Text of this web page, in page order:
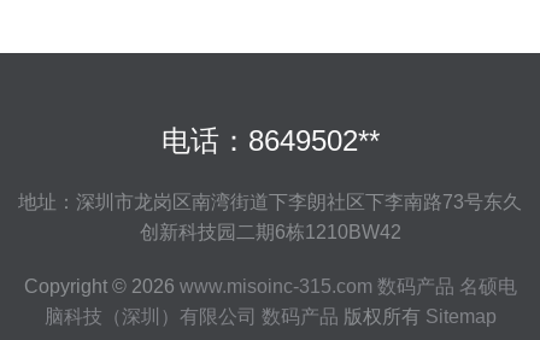
电话：8649502**
地址：深圳市龙岗区南湾街道下李朗社区下李南路73号东久
创新科技园二期6栋1210BW42
Copyright © 2026 www.misoinc-315.com 数码产品 名硕电
脑科技（深圳）有限公司 数码产品 版权所有 Sitemap